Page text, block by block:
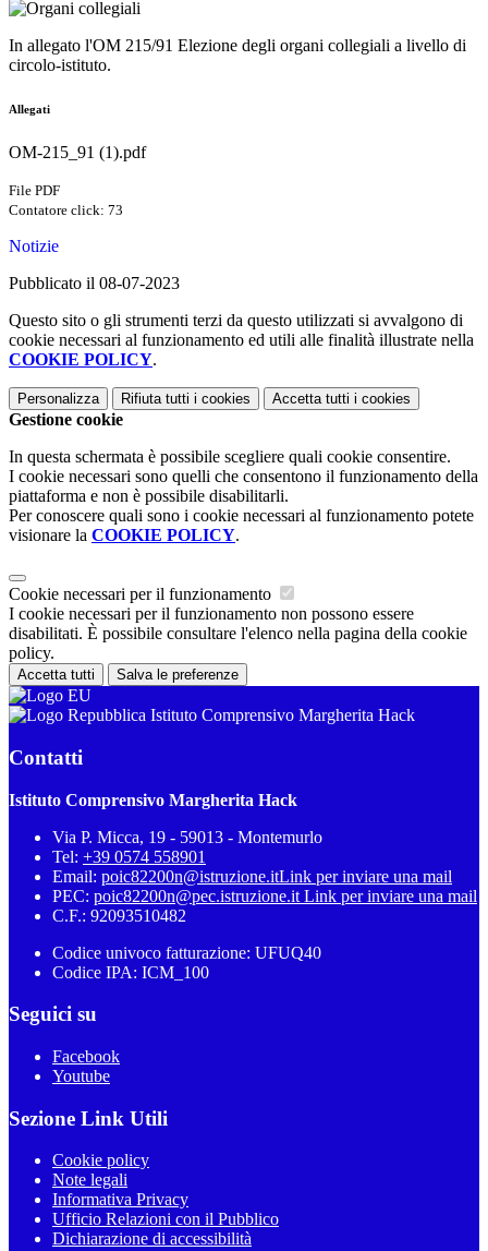
In allegato l'OM 215/91 Elezione degli organi collegiali a livello di
circolo-istituto.
Allegati
OM-215_91 (1).pdf
File PDF
Contatore click: 73
Notizie
Pubblicato il 08-07-2023
Questo sito o gli strumenti terzi da questo utilizzati si avvalgono di
cookie necessari al funzionamento ed utili alle finalità illustrate nella
COOKIE POLICY.
Personalizza Rifiuta tutti i cookies Accetta tutti i cookies
Gestione cookie
In questa schermata è possibile scegliere quali cookie consentire.
I cookie necessari sono quelli che consentono il funzionamento della
piattaforma e non è possibile disabilitarli.
Per conoscere quali sono i cookie necessari al funzionamento potete
visionare la COOKIE POLICY.
Cookie necessari per il funzionamento
I cookie necessari per il funzionamento non possono essere
disabilitati. È possibile consultare l'elenco nella pagina della cookie
policy.
Accetta tutti Salva le preferenze
Istituto Comprensivo Margherita Hack
Contatti
Istituto Comprensivo Margherita Hack
Via P. Micca, 19 - 59013 - Montemurlo
Tel: +39 0574 558901
Email: poic82200n@istruzione.itLink per inviare una mail
PEC: poic82200n@pec.istruzione.it Link per inviare una mail
C.F.: 92093510482
Codice univoco fatturazione: UFUQ40
Codice IPA: ICM_100
Seguici su
Facebook
Youtube
Sezione Link Utili
Cookie policy
Note legali
Informativa Privacy
Ufficio Relazioni con il Pubblico
Dichiarazione di accessibilità